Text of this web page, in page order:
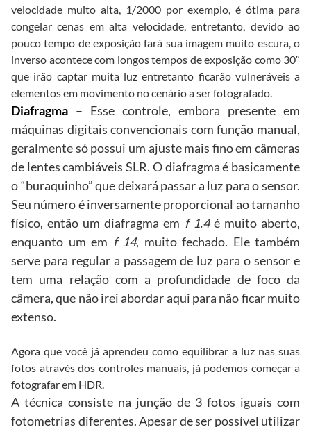
velocidade muito alta, 1/2000 por exemplo, é ótima para
congelar cenas em alta velocidade, entretanto, devido ao
pouco tempo de exposição fará sua imagem muito escura, o
inverso acontece com longos tempos de exposição como 30″
que irão captar muita luz entretanto ficarão vulneráveis a
elementos em movimento no cenário a ser fotografado.
Diafragma – Esse controle, embora presente em
máquinas digitais convencionais com função manual,
geralmente só possui um ajuste mais fino em câmeras
de lentes cambiáveis SLR. O diafragma é basicamente
o “buraquinho” que deixará passar a luz para o sensor.
Seu número é inversamente proporcional ao tamanho
físico, então um diafragma em f 1.4é muito aberto,
enquanto um em f 14, muito fechado. Ele também
serve para regular a passagem de luz para o sensor e
tem uma relação com a profundidade de foco da
câmera, que não irei abordar aqui para não ficar muito
extenso.
Agora que você já aprendeu como equilibrar a luz nas suas
fotos através dos controles manuais, já podemos começar a
fotografar em HDR.
A técnica consiste na junção de 3 fotos iguais com
fotometrias diferentes. Apesar de ser possível utilizar